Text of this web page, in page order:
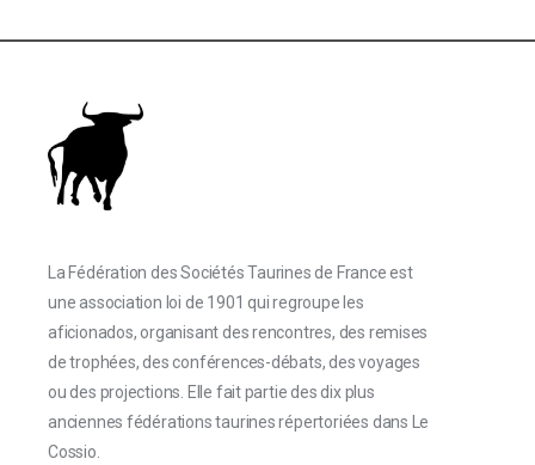
La Fédération des Sociétés Taurines de France est
une association loi de 1901 qui regroupe les
aficionados, organisant des rencontres, des remises
de trophées, des conférences-débats, des voyages
ou des projections. Elle fait partie des dix plus
anciennes fédérations taurines répertoriées dans Le
Cossio.